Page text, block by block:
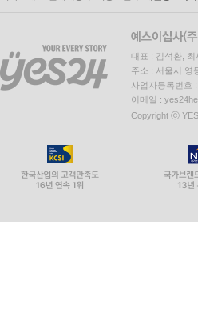
대표 : 김석환, 최
주소 : 서울시 영
사업자등록번호
이메일 :
Copyright ⓒ